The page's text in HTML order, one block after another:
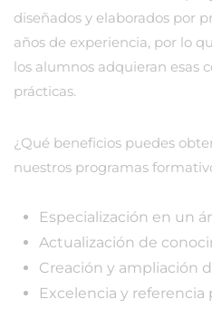
diseñados y elaborados por
años de experiencia, por lo
los alumnos adquieran esas
prácticas.
¿Qué beneficios puedes
nuestros programas
Especialización en un
Actualización de
Creación y ampliación
Excelencia y referencia